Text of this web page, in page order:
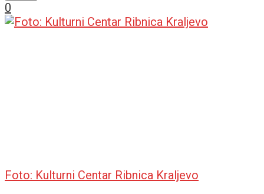
0
Foto: Kulturni Centar Ribnica Kraljevo